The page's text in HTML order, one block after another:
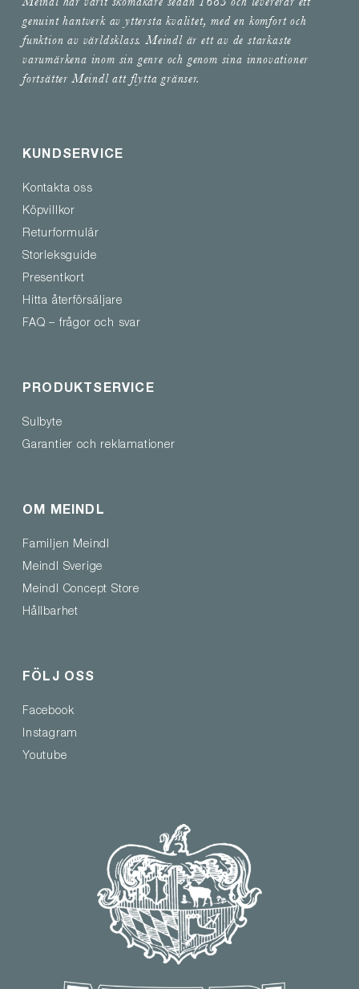
genuint hantverk av yttersta kvalitet, med en komfort och
funktion av världsklass. Meindl är ett av de starkaste
varumärkena inom sin genre och genom sina innovationer
fortsätter Meindl att flytta gränser.
KUNDSERVICE
Kontakta oss
Köpvillkor
Returformulär
Storleksguide
Presentkort
Hitta återförsäljare
FAQ – frågor och svar
PRODUKTSERVICE
Sulbyte
Garantier och reklamationer
OM MEINDL
Familjen Meindl
Meindl Sverige
Meindl Concept Store
Hållbarhet
FÖLJ OSS
Facebook
Instagram
Youtube